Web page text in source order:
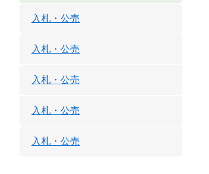
入札・公売
入札・公売
入札・公売
入札・公売
入札・公売